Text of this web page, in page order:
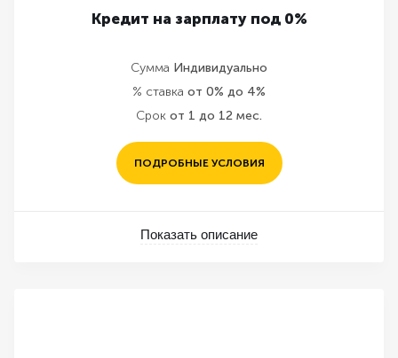
Кредит на зарплату под 0%
Сумма Индивидуально
% ставка от 0% до 4%
Срок от 1 до 12 мес.
ПОДРОБНЫЕ УСЛОВИЯ
Показать описание